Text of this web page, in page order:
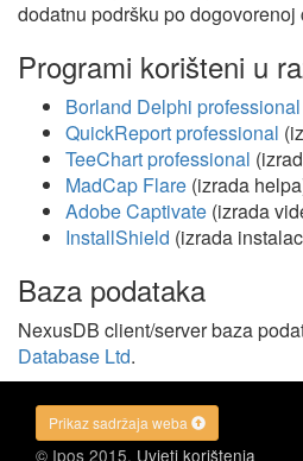
dodatnu podršku po dogovorenoj
Programi korišteni u
Borland Delphi professional
QuickReport professional
TeeChart professional
MadCap Flare (izrada
Adobe Captivate (izrada
InstallShield (izrada
Baza podataka
NexusDB client/server baza
Database Ltd.
Prikaz sadržaja weba
© Ipos 2015. Uvjeti korištenja